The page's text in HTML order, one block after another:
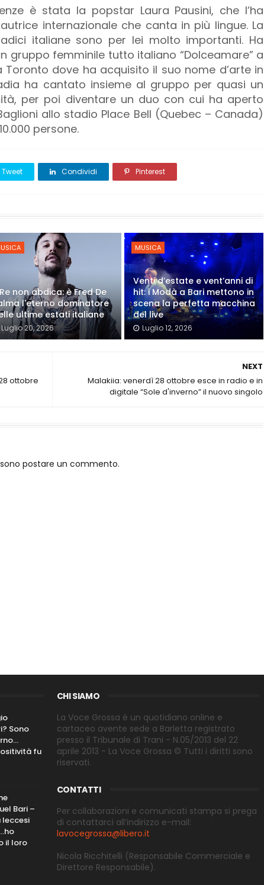
è stata la popstar Laura Pausini, che l’ha
internazionale che canta in più lingue. La
italiane sono per lei molto importanti. Ha
gruppo femminile tutto italiano “Dolceamare” a
dove ha acquisito il suo nome d’arte in
ha cantato insieme al gruppo per quasi un
per poi diventare un duo con cui ha aperto
allo stadio Place Bell (Quebec – Canada)
persone.
Tweet Condividi Pinterest
non abdica: è Fred De
l'eterno dominatore
ultime estati italiane
Luglio 20, 2026
MUSICA
Venti d’estate e vent’anni di
hit: i Modà a Bari mettono in
scena la perfetta macchina
del live
Luglio 12, 2026
NEXT
Malakiia: venerdì 28 ottobre esce in radio e in
digitale “Sole d'inverno” il nuovo singolo
ottobre
postare un commento.
Sono
fu
Bari –
leccesi
il loro
CHI SIAMO
La Voce Grossa è un quotidiano online e
cartaceo avente sede a Barletta registrato
presso il Tribunale di Trani - N.05/2013 del 22
aprile 2013 - La Voce Grossa © Tutti i diritti sono
riservati.
CONTATTI
Per collaborazioni e comunicati stampa si prega
di contattarci all’indirizzo e-mail:
lavocegrossa@libero.it
Nicola Ricchitelli (Responsabile Commerciale e
Direttore Responsabile).